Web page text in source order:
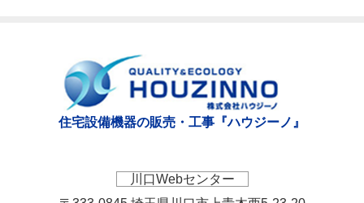
住宅設備機器の販売・工事『ハウジーノ』
川口Webセンター